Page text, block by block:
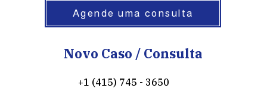
Agende uma consulta
Novo Caso / Consulta
+1 (415) 745 - 3650